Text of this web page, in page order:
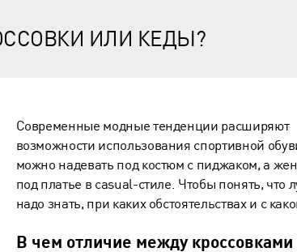
ИЛИ КЕДЫ?
Современные модные тенденции расширяют
возможности использования спортивной
можно надевать под костюм с пиджаком, а
под платье в casual-стиле. Чтобы понять, что
надо знать, при каких обстоятельствах и с
В чем отличие между